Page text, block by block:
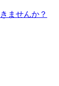
ませんか？